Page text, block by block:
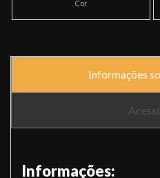
Cor
Informações
Informações: